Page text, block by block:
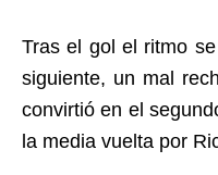
Tras el gol el ritmo
siguiente, un mal
convirtió en el
la media vuelta por